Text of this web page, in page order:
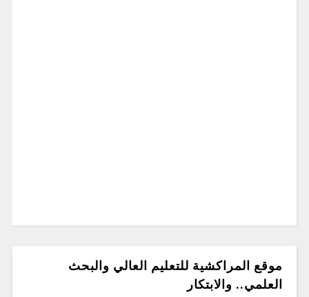
موقع المراكشية للتعليم العالي والبحث
العلمي.. والابتكار